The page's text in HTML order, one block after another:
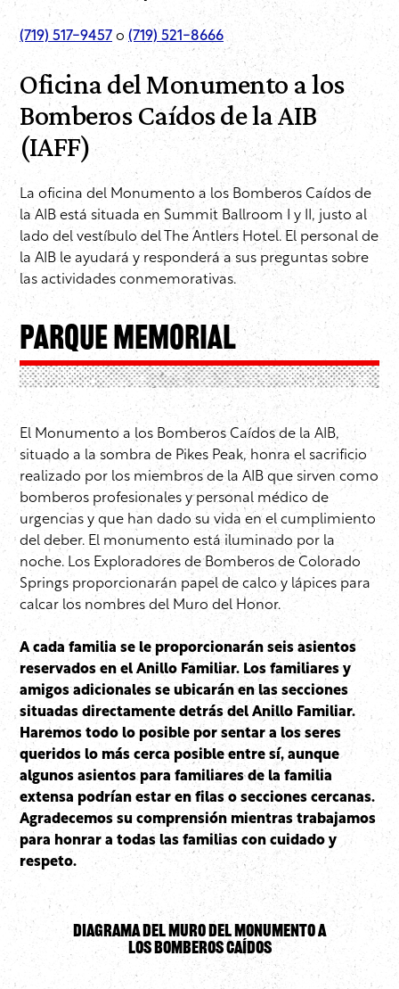
(719) 517-9457 o (719) 521-8666
Oficina del Monumento a los
Bomberos Caídos de la AIB
(IAFF)
La oficina del Monumento a los Bomberos Caídos de
la AIB está situada en Summit Ballroom I y II, justo al
lado del vestíbulo del The Antlers Hotel. El personal de
la AIB le ayudará y responderá a sus preguntas sobre
las actividades conmemorativas.
Parque Memorial
El Monumento a los Bomberos Caídos de la AIB,
situado a la sombra de Pikes Peak, honra el sacrificio
realizado por los miembros de la AIB que sirven como
bomberos profesionales y personal médico de
urgencias y que han dado su vida en el cumplimiento
del deber. El monumento está iluminado por la
noche. Los Exploradores de Bomberos de Colorado
Springs proporcionarán papel de calco y lápices para
calcar los nombres del Muro del Honor.
A cada familia se le proporcionarán seis asientos
reservados en el Anillo Familiar. Los familiares y
amigos adicionales se ubicarán en las secciones
situadas directamente detrás del Anillo Familiar.
Haremos todo lo posible por sentar a los seres
queridos lo más cerca posible entre sí, aunque
algunos asientos para familiares de la familia
extensa podrían estar en filas o secciones cercanas.
Agradecemos su comprensión mientras trabajamos
para honrar a todas las familias con cuidado y
respeto.
Diagrama del muro del monumento a
los bomberos caídos